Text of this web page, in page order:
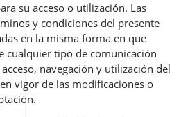
su acceso o utilización. Las
y condiciones del presente
en la misma forma en que
cualquier tipo de comunicación
navegación y utilización del
vigor de las modificaciones o